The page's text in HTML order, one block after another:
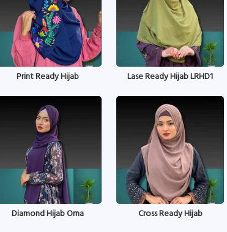
Print Ready Hijab Lase Ready Hijab LRHD1
Diamond Hijab Orna Cross Ready Hijab